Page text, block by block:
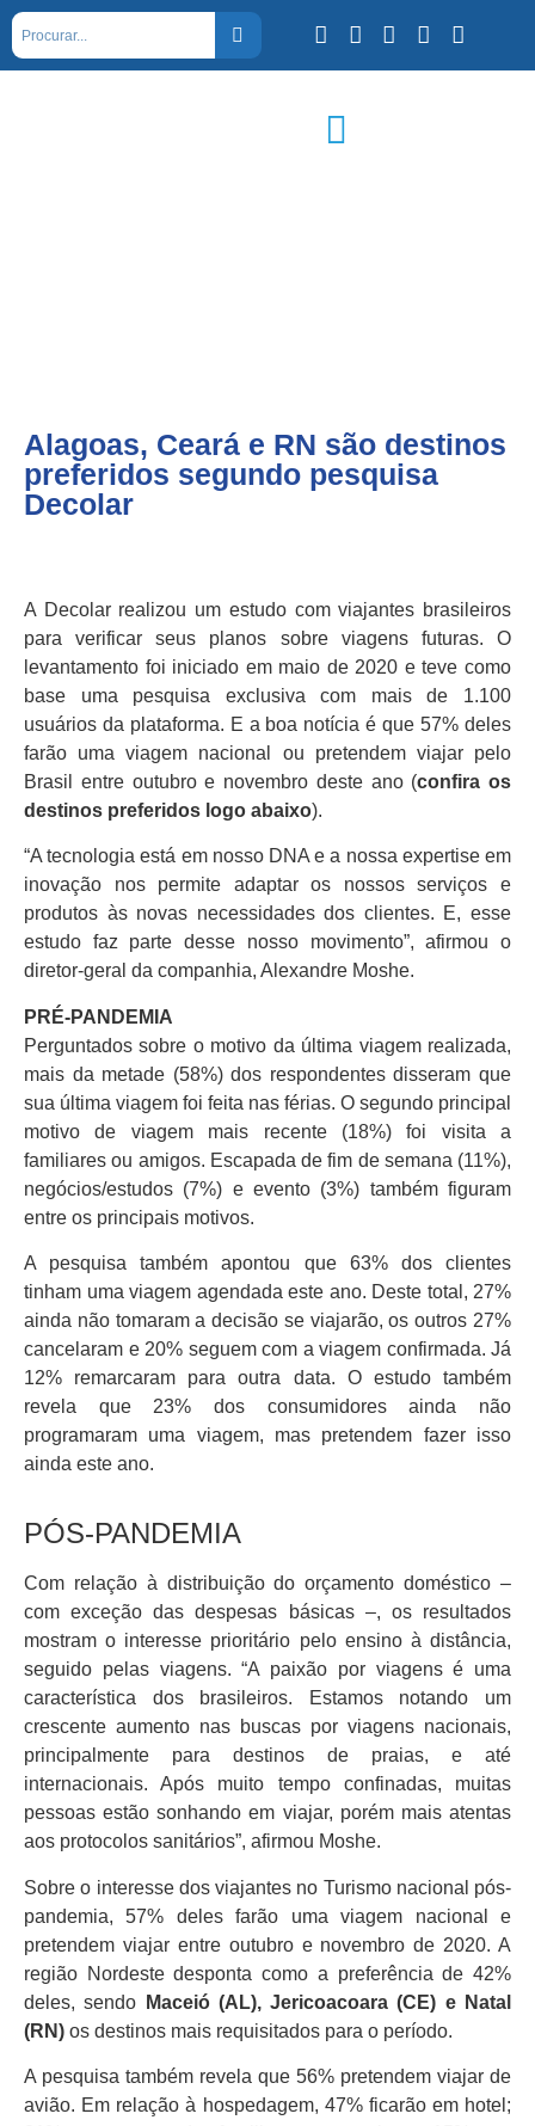
Alagoas, Ceará e RN são destinos
preferidos segundo pesquisa
Decolar
A Decolar realizou um estudo com viajantes brasileiros
para verificar seus planos sobre viagens futuras. O
levantamento foi iniciado em maio de 2020 e teve como
base uma pesquisa exclusiva com mais de 1.100
usuários da plataforma. E a boa notícia é que 57% deles
farão uma viagem nacional ou pretendem viajar pelo
Brasil entre outubro e novembro deste ano (confira os
destinos preferidos logo abaixo).
“A tecnologia está em nosso DNA e a nossa expertise em
inovação nos permite adaptar os nossos serviços e
produtos às novas necessidades dos clientes. E, esse
estudo faz parte desse nosso movimento”, afirmou o
diretor-geral da companhia, Alexandre Moshe.
PRÉ-PANDEMIA
Perguntados sobre o motivo da última viagem realizada,
mais da metade (58%) dos respondentes disseram que
sua última viagem foi feita nas férias. O segundo principal
motivo de viagem mais recente (18%) foi visita a
familiares ou amigos. Escapada de fim de semana (11%),
negócios/estudos (7%) e evento (3%) também figuram
entre os principais motivos.
A pesquisa também apontou que 63% dos clientes
tinham uma viagem agendada este ano. Deste total, 27%
ainda não tomaram a decisão se viajarão, os outros 27%
cancelaram e 20% seguem com a viagem confirmada. Já
12% remarcaram para outra data. O estudo também
revela que 23% dos consumidores ainda não
programaram uma viagem, mas pretendem fazer isso
ainda este ano.
PÓS-PANDEMIA
Com relação à distribuição do orçamento doméstico –
com exceção das despesas básicas –, os resultados
mostram o interesse prioritário pelo ensino à distância,
seguido pelas viagens. “A paixão por viagens é uma
característica dos brasileiros. Estamos notando um
crescente aumento nas buscas por viagens nacionais,
principalmente para destinos de praias, e até
internacionais. Após muito tempo confinadas, muitas
pessoas estão sonhando em viajar, porém mais atentas
aos protocolos sanitários”, afirmou Moshe.
Sobre o interesse dos viajantes no Turismo nacional pós-
pandemia, 57% deles farão uma viagem nacional e
pretendem viajar entre outubro e novembro de 2020. A
região Nordeste desponta como a preferência de 42%
deles, sendo
Maceió (AL), Jericoacoara (CE) e Natal
(RN) os destinos mais requisitados para o período.
A pesquisa também revela que 56% pretendem viajar de
avião. Em relação à hospedagem, 47% ficarão em hotel;